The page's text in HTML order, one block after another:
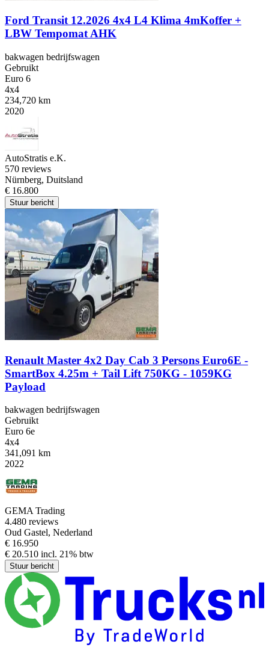
Ford Transit 12.2026 4x4 L4 Klima 4mKoffer +
LBW Tempomat AHK
bakwagen bedrijfswagen
Gebruikt
Euro 6
4x4
234,720 km
2020
AutoStratis e.K.
570 reviews
Nürnberg, Duitsland
€ 16.800
Stuur bericht
Renault Master 4x2 Day Cab 3 Persons Euro6E -
SmartBox 4.25m + Tail Lift 750KG - 1059KG
Payload
bakwagen bedrijfswagen
Gebruikt
Euro 6e
4x4
341,091 km
2022
GEMA Trading
4.480 reviews
Oud Gastel, Nederland
€ 16.950
€ 20.510 incl. 21% btw
Stuur bericht